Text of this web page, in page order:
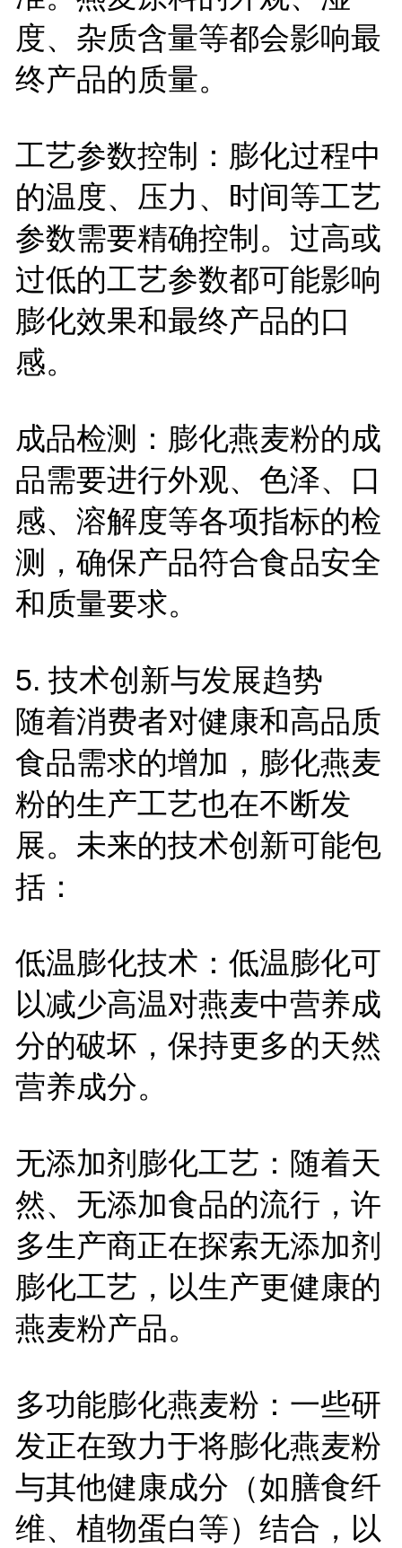
度、杂质含量等都会影响最
终产品的质量。
工艺参数控制：膨化过程中
的温度、压力、时间等工艺
参数需要精确控制。过高或
过低的工艺参数都可能影响
膨化效果和最终产品的口
感。
成品检测：膨化燕麦粉的成
品需要进行外观、色泽、口
感、溶解度等各项指标的检
测，确保产品符合食品安全
和质量要求。
5. 技术创新与发展趋势
随着消费者对健康和高品质
食品需求的增加，膨化燕麦
粉的生产工艺也在不断发
展。未来的技术创新可能包
括：
低温膨化技术：低温膨化可
以减少高温对燕麦中营养成
分的破坏，保持更多的天然
营养成分。
无添加剂膨化工艺：随着天
然、无添加食品的流行，许
多生产商正在探索无添加剂
膨化工艺，以生产更健康的
燕麦粉产品。
多功能膨化燕麦粉：一些研
发正在致力于将膨化燕麦粉
与其他健康成分（如膳食纤
维、植物蛋白等）结合，以